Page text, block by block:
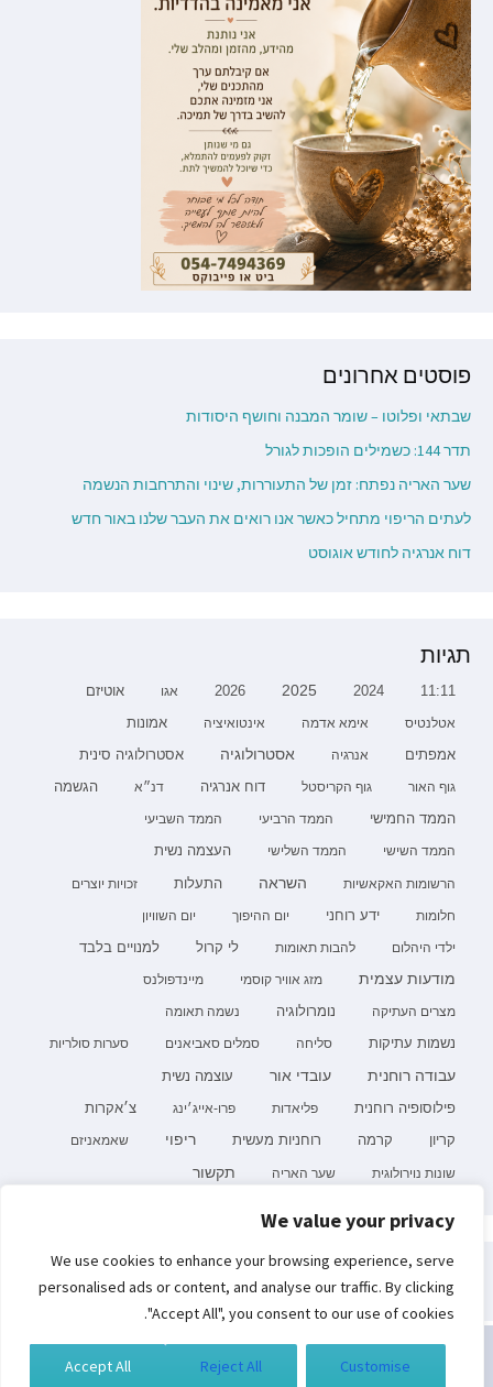
We value your privacy
We use cookies to enhance your browsing experience, serve
personalised ads or content, and analyse our traffic. By clicking
"Accept All", you consent to our use of cookies.
Customise
Reject All
Accept All
פוסטים אחרונים
שבתאי ופלוטו – שומר המבנה וחושף היסודות
תדר 144: כשמילים הופכות לגורל
שער האריה נפתח: זמן של התעוררות, שינוי והתרחבות הנשמה
לעתים הריפוי מתחיל כאשר אנו רואים את העבר שלנו באור חדש
דוח אנרגיה לחודש אוגוסט
תגיות
11:11
2024
2025
2026 אגו אוטיזם
אטלנטיס אימא אדמה אינטואיציה אמונות
אמפתים אנרגיה אסטרולוגיה אסטרולוגיה סינית
גוף האור גוף הקריסטל דוח אנרגיה דנ״א הגשמה
הממד החמישי הממד הרביעי הממד השביעי
הממד השישי הממד השלישי העצמה נשית
הרשומות האקאשיות השראה התעלות זכויות יוצרים
חלומות ידע רוחני יום ההיפוך יום השוויון
ילדי היהלום להבות תאומות לי קרול למנויים בלבד
מודעות עצמית מזג אוויר קוסמי מיינדפולנס
מצרים העתיקה נומרולוגיה נשמה תאומה
נשמות עתיקות סליחה סמלים סאביאנים סערות סולריות
עבודה רוחנית עובדי אור
עוצמה נשית
פילוסופיה רוחנית
פליאדות פרו-אייג׳ינג צ׳אקרות
קריון קרמה רוחניות מעשית ריפוי שאמאניזם
שונות נוירולוגית שער האריה תקשור
כל הזכויות שמורות לסמדר ברגמן | בניית אתרים תגית דאנס
מהווה את ההסכמה שלך לשימוש בהם.
לקבלת מידע נוסף, כולל מידע על השליטה בקובצי Cookies, ניתן לעיין בעמוד: